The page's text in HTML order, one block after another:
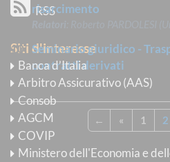
risarcimento
Seminario giuridico -
contratti derivati
← « 1 2
RSS
Siti d'interesse
Banca d’Italia
Arbitro Assicurativo (AAS)
Consob
AGCM
COVIP
Ministero dell'Economia e